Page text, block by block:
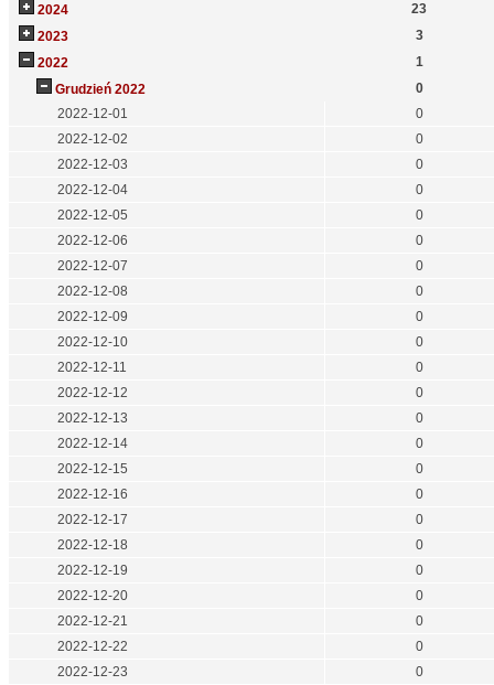
2024
23
2023
3
2022
1
Grudzień 2022
0
2022-12-01
0
2022-12-02
0
2022-12-03
0
2022-12-04
0
2022-12-05
0
2022-12-06
0
2022-12-07
0
2022-12-08
0
2022-12-09
0
2022-12-10
0
2022-12-11
0
2022-12-12
0
2022-12-13
0
2022-12-14
0
2022-12-15
0
2022-12-16
0
2022-12-17
0
2022-12-18
0
2022-12-19
0
2022-12-20
0
2022-12-21
0
2022-12-22
0
2022-12-23
0